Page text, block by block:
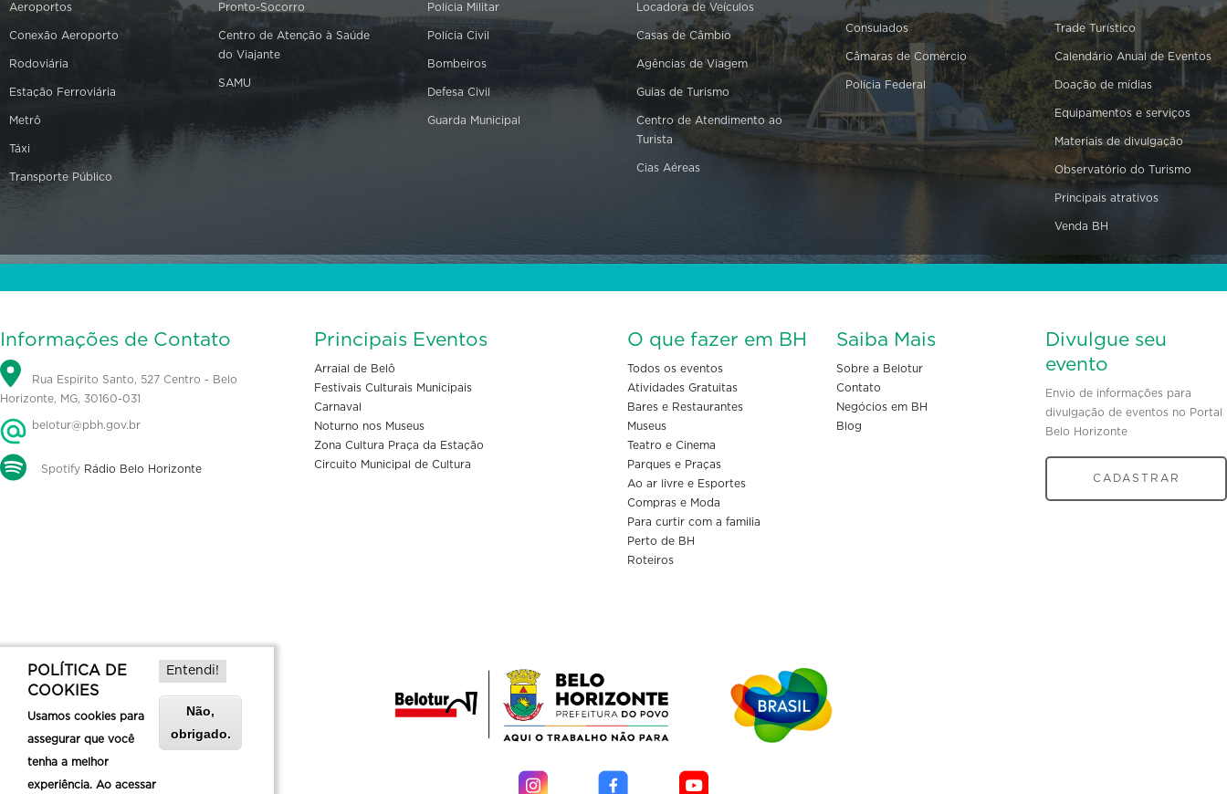
Aeroportos
Conexão Aeroporto
Rodoviária
Estação Ferroviária
Metrô
Táxi
Transporte Público
Pronto-Socorro
Centro de Atenção à Saúde
do Viajante
SAMU
Polícia Militar
Polícia Civil
Bombeiros
Defesa Civil
Guarda Municipal
Locadora de Veículos
Casas de Câmbio
Agências de Viagem
Guias de Turismo
Centro de Atendimento ao
Turista
Cias Aéreas
Consulados
Câmaras de Comércio
Polícia Federal
Trade Turístico
Calendário Anual de Eventos
Doação de mídias
Equipamentos e serviços
Materiais de divulgação
Observatório do Turismo
Principais atrativos
Venda BH
Informações de Contato
Rua Espírito Santo, 527 Centro - Belo
Horizonte, MG, 30160-031
belotur@pbh.gov.br
Spotify Rádio Belo Horizonte
Principais Eventos
Arraial de Belô
Festivais Culturais Municipais
Carnaval
Noturno nos Museus
Zona Cultura Praça da Estação
Circuito Municipal de Cultura
O que fazer em BH
Todos os eventos
Atividades Gratuitas
Bares e Restaurantes
Museus
Teatro e Cinema
Parques e Praças
Ao ar livre e Esportes
Compras e Moda
Para curtir com a familia
Perto de BH
Roteiros
Saiba Mais
Sobre a Belotur
Contato
Negócios em BH
Blog
Divulgue seu
evento
Envio de informações para
divulgação de eventos no Portal
Belo Horizonte
CADASTRAR
POLÍTICA DE
COOKIES
Usamos cookies para
assegurar que você
tenha a melhor
experiência. Ao acessar
Entendi!
Não,
obrigado.